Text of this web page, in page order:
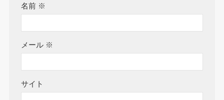
名前 ※
メール ※
サイト